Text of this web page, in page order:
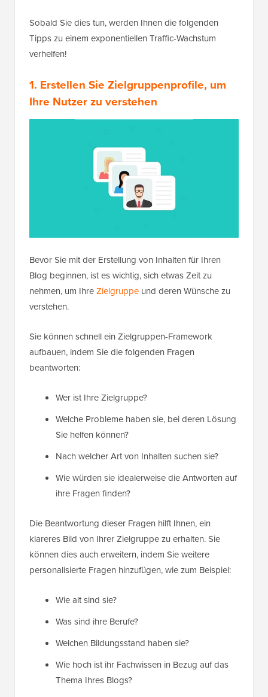
Sobald Sie dies tun, werden Ihnen die folgenden
Tipps zu einem exponentiellen Traffic-Wachstum
verhelfen!
1. Erstellen Sie Zielgruppenprofile, um
Ihre Nutzer zu verstehen
Bevor Sie mit der Erstellung von Inhalten für Ihren
Blog beginnen, ist es wichtig, sich etwas Zeit zu
nehmen, um IhreZielgruppe und deren Wünsche zu
verstehen.
Sie können schnell ein Zielgruppen-Framework
aufbauen, indem Sie die folgenden Fragen
beantworten:
Wer ist Ihre Zielgruppe?
Welche Probleme haben sie, bei deren Lösung
Sie helfen können?
Nach welcher Art von Inhalten suchen sie?
Wie würden sie idealerweise die Antworten auf
ihre Fragen finden?
Die Beantwortung dieser Fragen hilft Ihnen, ein
klareres Bild von Ihrer Zielgruppe zu erhalten. Sie
können dies auch erweitern, indem Sie weitere
personalisierte Fragen hinzufügen, wie zum Beispiel:
Wie alt sind sie?
Was sind ihre Berufe?
Welchen Bildungsstand haben sie?
Wie hoch ist ihr Fachwissen in Bezug auf das
Thema Ihres Blogs?